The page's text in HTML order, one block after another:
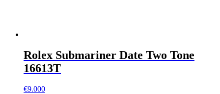
Rolex Submariner Date Two Tone
16613T
€9.000